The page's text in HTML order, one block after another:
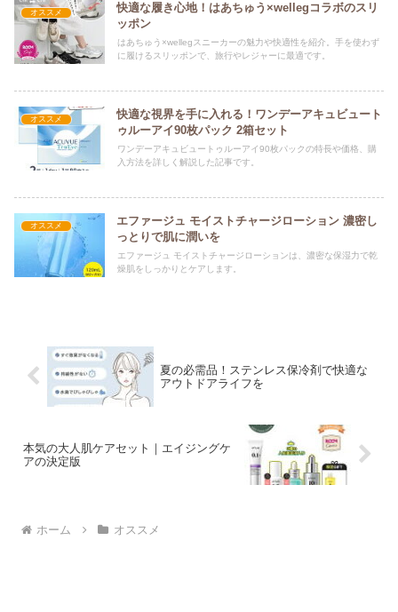
オススメ
快適な履き心地！はあちゅう×wellegコラボのスリ
ッポン
はあちゅう×wellegスニーカーの魅力や快適性を紹介。手を使わず
に履けるスリッポンで、旅行やレジャーに最適です。
オススメ
快適な視界を手に入れる！ワンデーアキュビュート
ゥルーアイ90枚パック 2箱セット
ワンデーアキュビュートゥルーアイ90枚パックの特長や価格、購
入方法を詳しく解説した記事です。
オススメ
エファージュ モイストチャージローション 濃密し
っとりで肌に潤いを
エファージュ モイストチャージローションは、濃密な保湿力で乾
燥肌をしっかりとケアします。
夏の必需品！ステンレス保冷剤で快適な
アウトドアライフを
本気の大人肌ケアセット｜エイジングケ
アの決定版
ホーム オススメ